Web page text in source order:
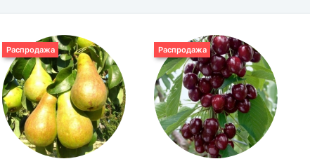
Распродажа Распродажа